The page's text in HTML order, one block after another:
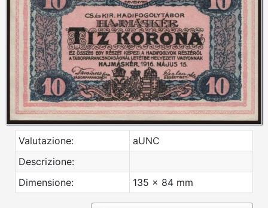
Valutazione:
aUNC
Descrizione:
Dimensione:
135 x 84 mm